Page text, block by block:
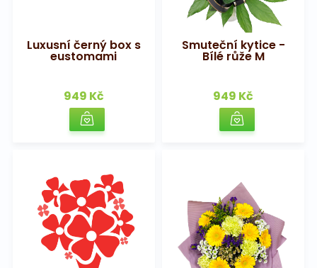
Luxusní černý box s
eustomami
949 Kč
Smuteční kytice -
Bílé růže M
949 Kč